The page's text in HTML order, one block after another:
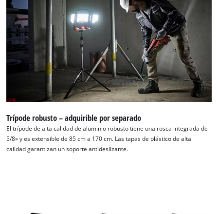
Trípode robusto – adquirible por separado
El trípode de alta calidad de aluminio robusto tiene una rosca integrada de
5/8» y es extensible de 85 cm a 170 cm. Las tapas de plástico de alta
calidad garantizan un soporte antideslizante.